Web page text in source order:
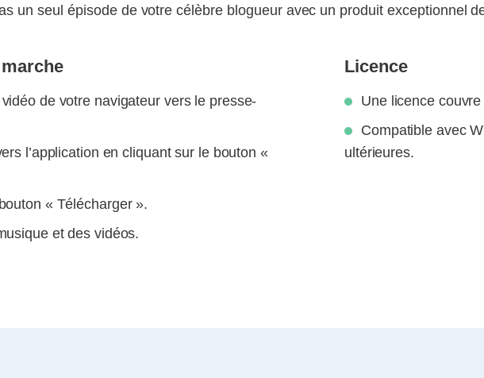
un seul épisode de votre célèbre blogueur avec un produit exceptionnel
de votre navigateur vers le presse-
l’application en cliquant sur le bouton «
« Télécharger ».
et des vidéos.
Licence
Une licence
Compatible avec
ultérieures.